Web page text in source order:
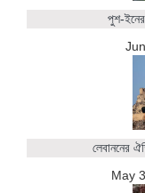
পুশ-
লেবাননের
May